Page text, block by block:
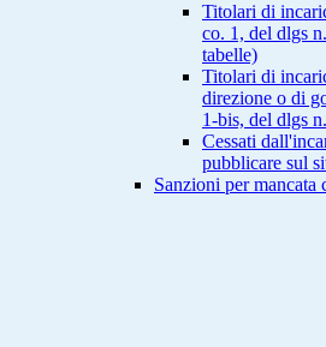
Titolari di
co. 1, del dlgs
tabelle)
Titolari di
direzione o di
1-bis, del dlgs
Cessati
pubblicare sul
Sanzioni per mancata